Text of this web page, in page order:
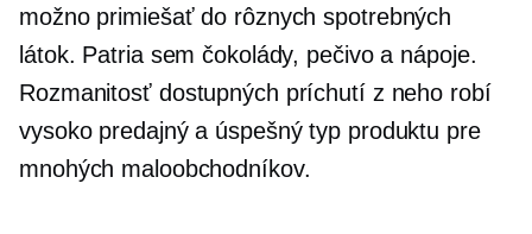
možno primiešať do rôznych spotrebných
látok. Patria sem čokolády, pečivo a nápoje.
Rozmanitosť dostupných príchutí z neho robí
vysoko predajný a úspešný typ produktu pre
mnohých maloobchodníkov.